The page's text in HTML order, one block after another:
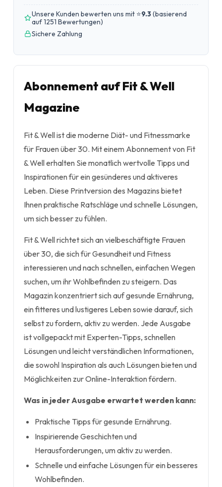
Unsere Kunden bewerten uns mit ⭐9.3(basierend
auf 1251 Bewertungen)
Sichere Zahlung
Abonnement auf Fit & Well
Magazine
Fit & Well ist die moderne Diät- und Fitnessmarke
für Frauen über 30. Mit einem Abonnement von Fit
& Well erhalten Sie monatlich wertvolle Tipps und
Inspirationen für ein gesünderes und aktiveres
Leben. Diese Printversion des Magazins bietet
Ihnen praktische Ratschläge und schnelle Lösungen,
um sich besser zu fühlen.
Fit & Well richtet sich an vielbeschäftigte Frauen
über 30, die sich für Gesundheit und Fitness
interessieren und nach schnellen, einfachen Wegen
suchen, um ihr Wohlbefinden zu steigern. Das
Magazin konzentriert sich auf gesunde Ernährung,
ein fitteres und lustigeres Leben sowie darauf, sich
selbst zu fordern, aktiv zu werden. Jede Ausgabe
ist vollgepackt mit Experten-Tipps, schnellen
Lösungen und leicht verständlichen Informationen,
die sowohl Inspiration als auch Lösungen bieten und
Möglichkeiten zur Online-Interaktion fördern.
Was in jeder Ausgabe erwartet werden kann:
Praktische Tipps für gesunde Ernährung.
Inspirierende Geschichten und
Herausforderungen, um aktiv zu werden.
Schnelle und einfache Lösungen für ein besseres
Wohlbefinden.